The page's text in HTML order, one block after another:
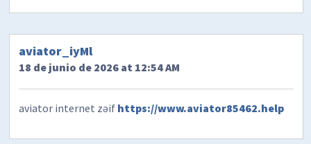
aviator_iyMl
18 de junio de 2026 at 12:54 AM
aviator internet zəif https://www.aviator85462.help